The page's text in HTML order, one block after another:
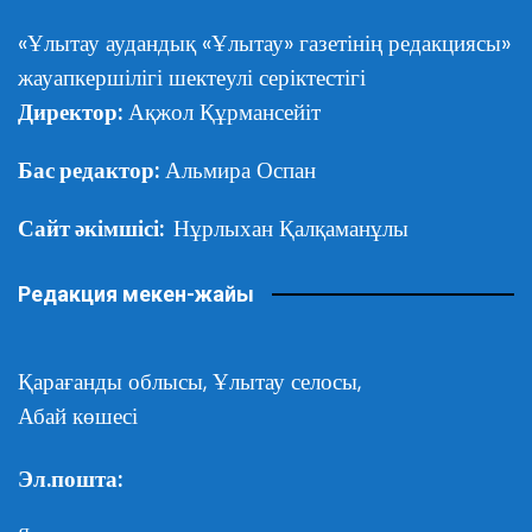
«Ұлытау аудандық «Ұлытау» газетінің редакциясы»
жауапкершілігі шектеулі серіктестігі
Директор: Ақжол Құрмансейіт
Бас редактор: Альмира Оспан
Сайт әкімшісі: Нұрлыхан Қалқаманұлы
Редакция мекен-жайы
Қарағанды облысы, Ұлытау селосы,
Абай көшесі
Эл.пошта: